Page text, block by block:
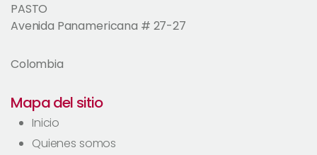
PASTO
Avenida Panamericana # 27-27
Colombia
Mapa del sitio
Inicio
Quienes somos